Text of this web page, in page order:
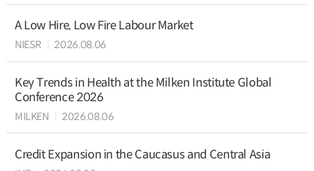
A Low Hire, Low Fire Labour Market
NIESR 2026.08.06
Key Trends in Health at the Milken Institute Global
Conference 2026
MILKEN 2026.08.06
Credit Expansion in the Caucasus and Central Asia